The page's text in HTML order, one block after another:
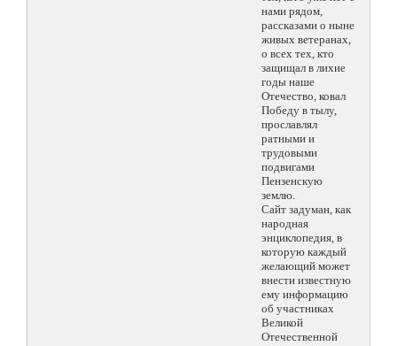
нами рядом,
рассказами о ныне
живых ветеранах,
о всех тех, кто
защищал в лихие
годы наше
Отечество, ковал
Победу в тылу,
прославлял
ратными и
трудовыми
подвигами
Пензенскую
землю.
Сайт задуман, как
народная
энциклопедия, в
которую каждый
желающий может
внести известную
ему информацию
об участниках
Великой
Отечественной